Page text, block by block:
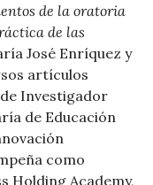
de la oratoria
de las
José Enríquez y
artículos
Investigador
de Educación
como
Holding Academy,